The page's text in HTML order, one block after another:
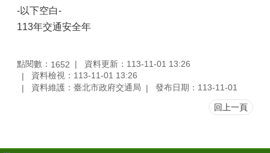
-以下空白-
113年交通安全年
點閱數： 1652
資料更新：113-11-01 13:26
資料檢視：113-11-01 13:26
資料維護：臺北市政府交通局
發布日期：113-11-01
回上一頁